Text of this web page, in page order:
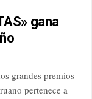
gana
grandes premios
pertenece a